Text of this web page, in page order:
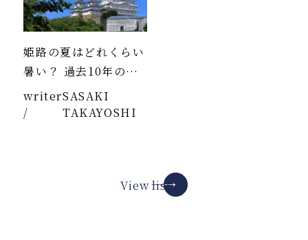
姫路の夏はどれくらい
暑い？ 過去10年のデ
ータより
writer
/
SASAKI
TAKAYOSHI
View list